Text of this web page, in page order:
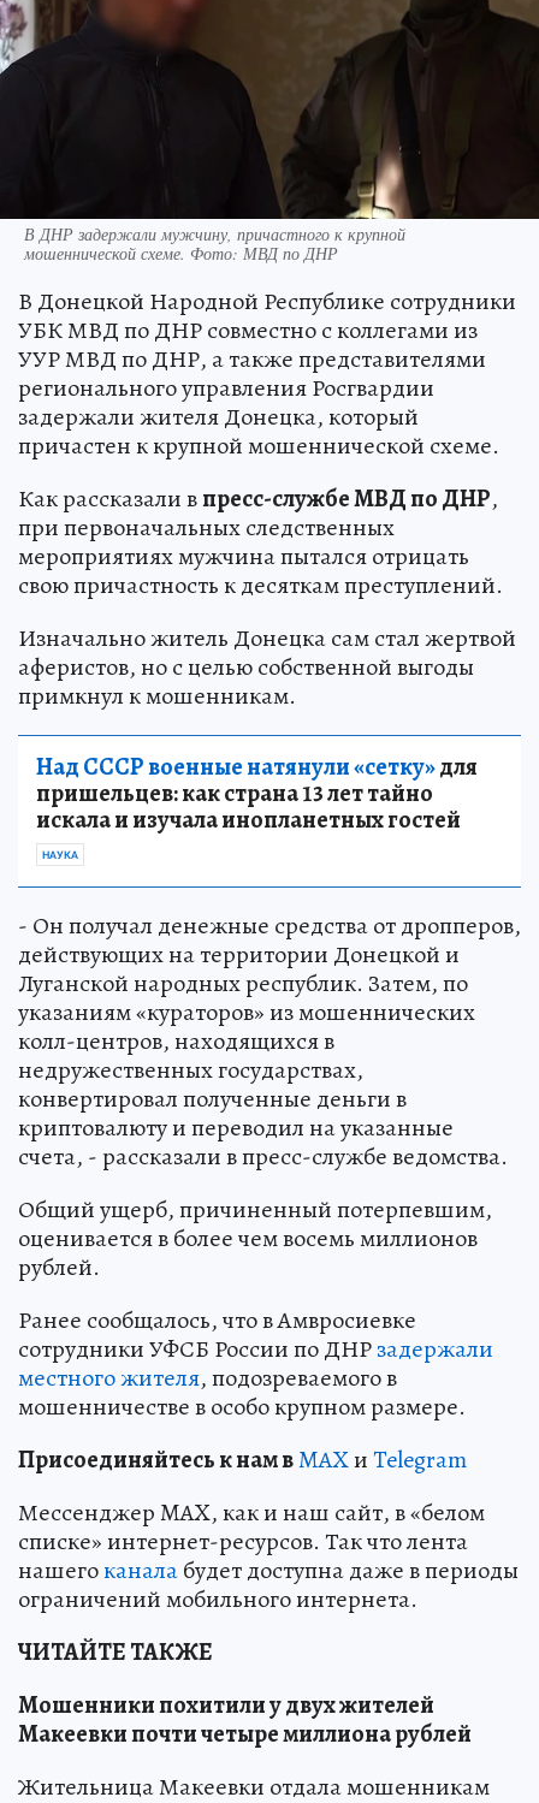
В ДНР задержали мужчину, причастного к крупной
мошеннической схеме. Фото: МВД по ДНР
В Донецкой Народной Республике сотрудники
УБК МВД по ДНР совместно с коллегами из
УУР МВД по ДНР, а также представителями
регионального управления Росгвардии
задержали жителя Донецка, который
причастен к крупной мошеннической схеме.
Как рассказали впресс-службе МВД по ДНР,
при первоначальных следственных
мероприятиях мужчина пытался отрицать
свою причастность к десяткам преступлений.
Изначально житель Донецка сам стал жертвой
аферистов, но с целью собственной выгоды
примкнул к мошенникам.
Над СССР военные натянули «сетку»для
пришельцев: как страна 13 лет тайно
искала и изучала инопланетных гостей
НАУКА
- Он получал денежные средства от дропперов,
действующих на территории Донецкой и
Луганской народных республик. Затем, по
указаниям «кураторов» из мошеннических
колл-центров, находящихся в
недружественных государствах,
конвертировал полученные деньги в
криптовалюту и переводил на указанные
счета, - рассказали в пресс-службе ведомства.
Общий ущерб, причиненный потерпевшим,
оценивается в более чем восемь миллионов
рублей.
Ранее сообщалось, что в Амвросиевке
сотрудники УФСБ России по ДНРзадержали
местного жителя, подозреваемого в
мошенничестве в особо крупном размере.
Присоединяйтесь к нам вMAXиTelegram
Мессенджер MAX, как и наш сайт, в «белом
списке» интернет-ресурсов. Так что лента
нашегоканалабудет доступна даже в периоды
ограничений мобильного интернета.
ЧИТАЙТЕ ТАКЖЕ
Мошенники похитили у двух жителей
Макеевки почти четыре миллиона рублей
Жительница Макеевки отдала мошенникам